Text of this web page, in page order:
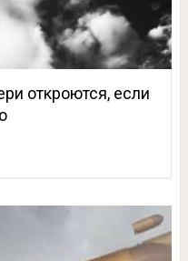
откроются, если